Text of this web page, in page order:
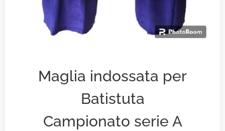
Maglia indossata per
Batistuta
Campionato serie A